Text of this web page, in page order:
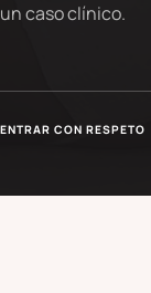
un caso clínico.
ENTRAR CON RESPETO